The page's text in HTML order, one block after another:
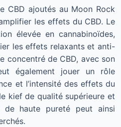
CBD ajoutés au Moon Rock
les effets du CBD. Le
élevée en cannabinoïdes,
les effets relaxants et anti-
concentré de CBD, avec son
également jouer un rôle
et l’intensité des effets du
kief de qualité supérieure et
de haute pureté peut ainsi